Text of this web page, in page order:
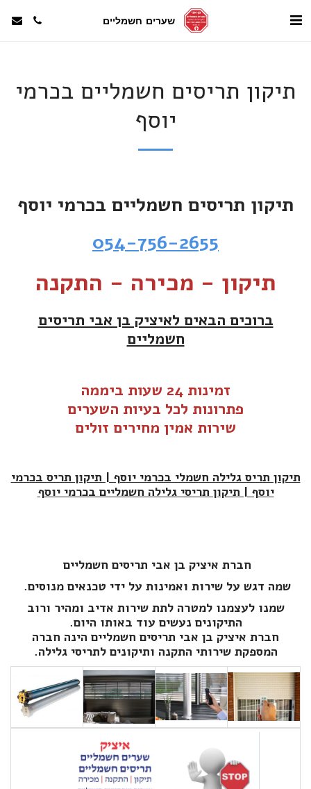
שערים חשמליים
תיקון תריסים חשמליים בכרמי
יוסף
תיקון תריסים חשמליים בכרמי יוסף
054-756-2655
תיקון - מכירה - התקנה
ברוכים הבאים לאיציק בן אבי תריסים
חשמליים
זמינות 24 שעות ביממה
פתרונות לכל בעיות השערים
שירות אמין מחירים זולים
תיקון תריס גלילה חשמלי בכרמי יוסף | תיקון תריס בכרמי
יוסף | תיקון תריסי גלילה חשמליים בכרמי יוסף
חברת איציק בן אבי תריסים חשמליים
שמה דגש על שירות ואמינות על ידי טכנאים מנוסים.
שמנו לעצמנו למטרה לתת שירות אדיב ומהיר ורוב
התיקונים נעשים עוד באותו היום.
חברת איציק בן אבי תריסים חשמליים הינה חברה
המספקת שירותי התקנה ותיקונים לתריסי גלילה.